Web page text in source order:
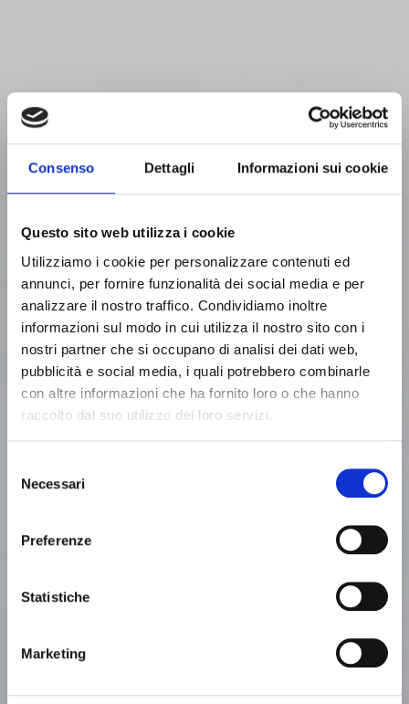
Consenso Dettagli Informazioni sui cookie
Questo sito web utilizza i cookie
Utilizziamo i cookie per personalizzare contenuti ed
annunci, per fornire funzionalità dei social media e per
analizzare il nostro traffico. Condividiamo inoltre
informazioni sul modo in cui utilizza il nostro sito con i
nostri partner che si occupano di analisi dei dati web,
pubblicità e social media, i quali potrebbero combinarle
con altre informazioni che ha fornito loro o che hanno
raccolto dal suo utilizzo dei loro servizi.
delNecessari
Preferenze
Statistiche
Marketing
Extractors
LEAF SPRING
The Leaf Spring Extractor is a versatile storage and
dosing system designed for handling wet or dry
drum rotor equipped with sturdy flexible arms (leaf
springs) that move the material toward the
Download technical sheet